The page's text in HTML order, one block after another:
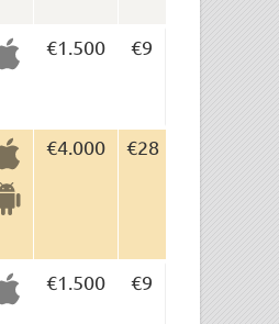
€1.500 €9
€4.000 €28
€1.500 €9